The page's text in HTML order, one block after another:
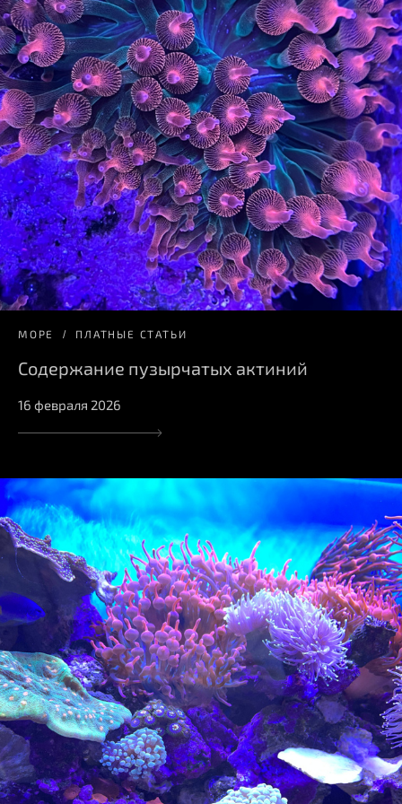
МОРЕ ПЛАТНЫЕ СТАТЬИ
Содержание пузырчатых актиний
16 февраля 2026